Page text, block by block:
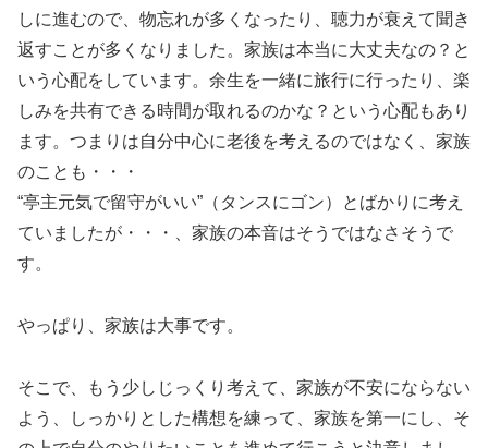
しに進むので、物忘れが多くなったり、聴力が衰えて聞き
返すことが多くなりました。家族は本当に大丈夫なの？と
いう心配をしています。余生を一緒に旅行に行ったり、楽
しみを共有できる時間が取れるのかな？という心配もあり
ます。つまりは自分中心に老後を考えるのではなく、家族
のことも・・・
“亭主元気で留守がいい”（タンスにゴン）とばかりに考え
ていましたが・・・、家族の本音はそうではなさそうで
す。
やっぱり、家族は大事です。
そこで、もう少しじっくり考えて、家族が不安にならない
よう、しっかりとした構想を練って、家族を第一にし、そ